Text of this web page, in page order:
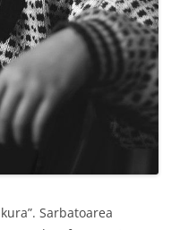
Sarbatoarea